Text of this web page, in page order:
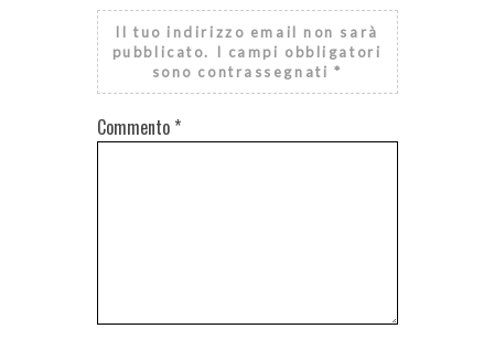
Il tuo indirizzo email non sarà
pubblicato.
I campi obbligatori
sono contrassegnati *
Commento *